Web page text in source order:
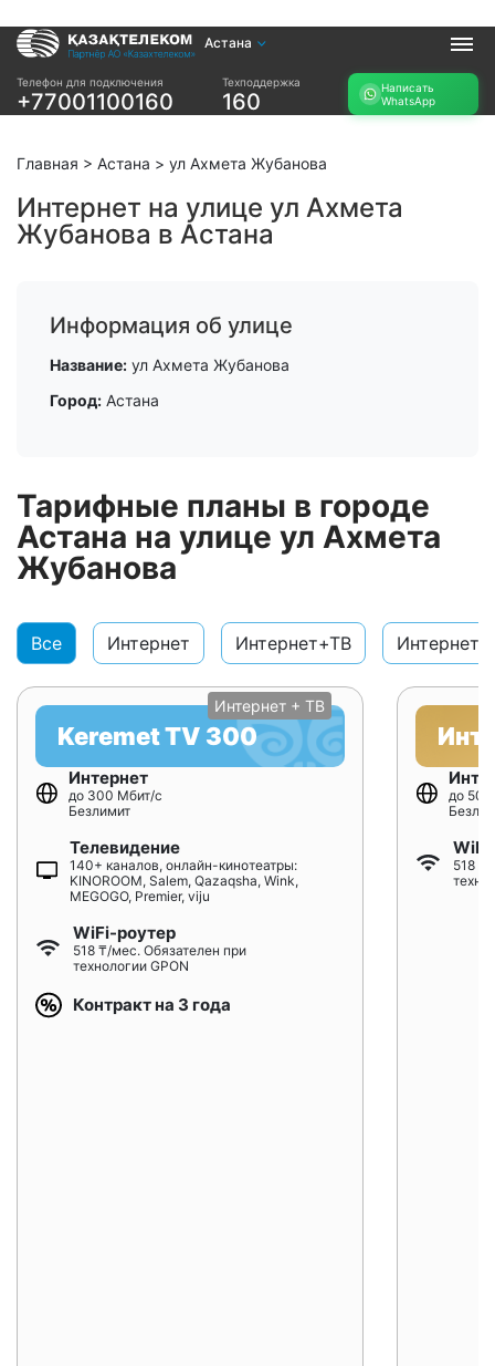
Астана
Телефон для подключения
+77001100160
Техподдержка
160
Написать
WhatsApp
Услуги
Интернет и ТВ в
Интернет и ТВ в
Интернет в офис
Прочее
возможность
названию ЖК
подбор тарифа
Подключиться к
Главная > Астана > ул Ахмета Жубанова
Интернет на улице ул Ахмета
Жубанова в Астана
Информация об улице
Название: ул Ахмета Жубанова
Город: Астана
Тарифные планы в городе
Астана на улице ул Ахмета
Жубанова
Все Интернет Интернет+ТВ
Интернет + ТВ
Keremet TV 300
Интернет
до 300 Мбит/с
Безлимит
Телевидение
140+ каналов, онлайн-кинотеатры:
KINOROOM, Salem, Qazaqsha, Wink,
MEGOGO, Premier, viju
WiFi-роутер
518 ₸/мес. Обязателен при
технологии GPON
Контракт на 3 года
до
518